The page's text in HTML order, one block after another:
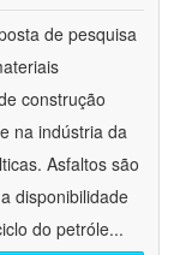
de pesquisa
construção
na indústria da
Asfaltos são
disponibilidade
do petróle...